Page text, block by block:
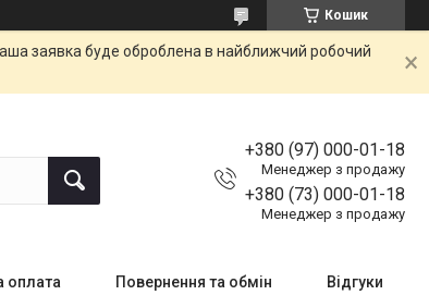
Кошик
заявка буде оброблена в найближчий робочий
+380 (97) 000-01-18
Менеджер з продажу
+380 (73) 000-01-18
Менеджер з продажу
оплата Повернення та обмін Відгуки